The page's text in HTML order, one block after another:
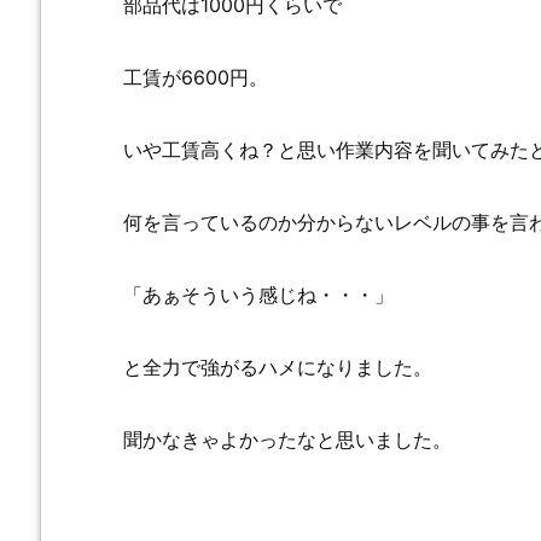
工賃が6600円。
いや工賃高くね？と思い作業内容を聞いてみた
何を言っているのか分からないレベルの事を言
「あぁそういう感じね・・・」
と全力で強がるハメになりました。
聞かなきゃよかったなと思いました。